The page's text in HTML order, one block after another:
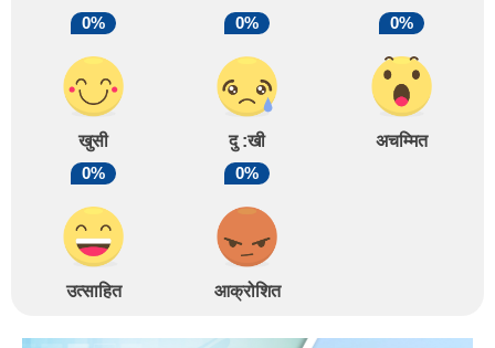
0%
खुसी
0%
दु :खी
0%
अचम्मित
0%
उत्साहित
0%
आक्रोशित